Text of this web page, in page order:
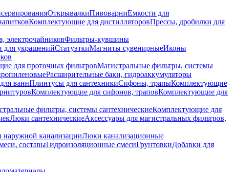
ОткрывалкиПивоварниЕмкости для
Комплектующие для дистилляторовПрессы, дробилки для
электрочайниковФильтры-кувшины
для украшенийСтатуэткиМагниты сувенирныеИконы
для проточных фильтровМагистральные фильтры, системы
Расширительные баки, гидроаккумуляторы
ваннПлинтусы для сантехникиСифоны, трапыКомплектующие
Комплектующие для сифонов, траповКомплектующие для
фильтры, системы сантехническиеКомплектующие для
Люки сантехническиеАксессуары для магистральных фильтров,
канализацииЛюки канализационные
составыГидроизоляционные смесиГрунтовкиДобавки для